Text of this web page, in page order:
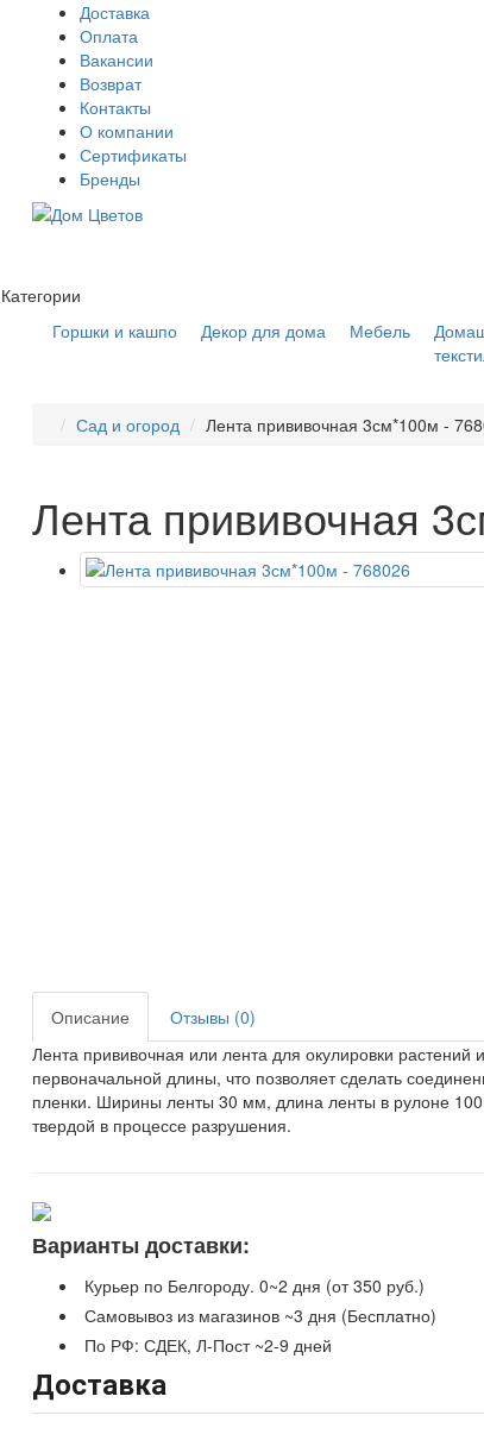
Доставка
Оплата
Вакансии
Возврат
Контакты
О компании
Сертификаты
Бренды
Категории
Горшки и кашпо
Декор для дома Мебель
Сад и огород Лента прививочная 3см*100м -
Лента прививочная
Описание
Отзывы (0)
Лента прививочная или лента для окулировки
первоначальной длины, что позволяет сделать
пленки. Ширины ленты 30 мм, длина ленты в рулоне 100
твердой в процессе разрушения.
Варианты доставки:
Курьер по Белгороду. 0~2 дня (от 350 руб.)
Самовывоз из магазинов ~3 дня (Бесплатно)
По РФ: СДЕК, Л-Пост ~2-9 дней
Доставка